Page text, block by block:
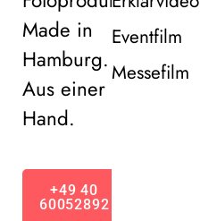
Made in
Hamburg.
Aus einer
Hand.
+49 40
60052892
Eventfilm
Messefilm